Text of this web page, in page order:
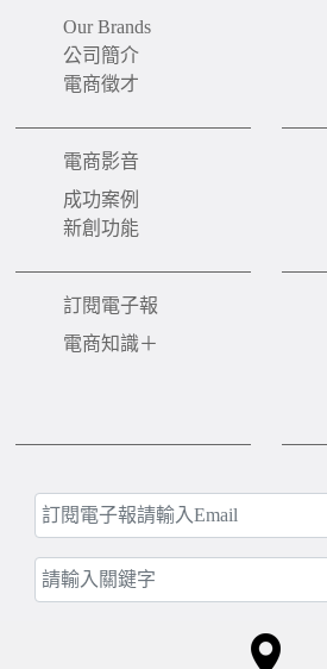
Our Brands
公司簡介
電商徵才
電商影音
成功案例
新創功能
訂閱電子報
電商知識＋